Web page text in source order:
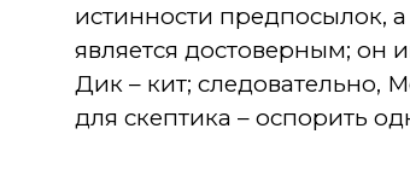
истинности предпосылок,
является достоверным; он
Дик – кит; следовательно,
для скептика – оспорить